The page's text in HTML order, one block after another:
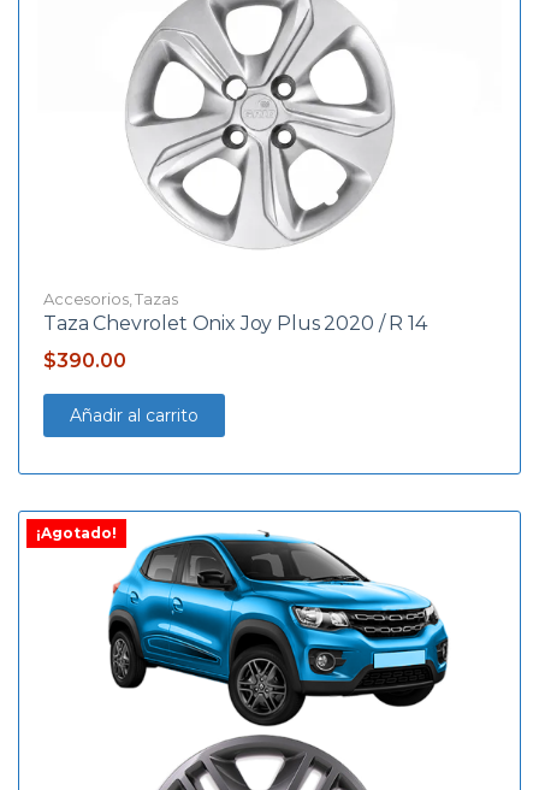
Accesorios,Tazas
Taza Chevrolet Onix Joy Plus 2020 / R 14
$390.00
Añadir al carrito
¡Agotado!